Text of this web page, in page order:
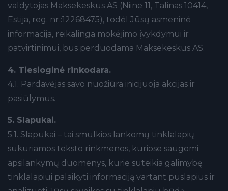
valdytojas Maksekeskus AS (Niine 11, Talinas 10414,
Estija, reg. nr.:12268475), todėl Jūsų asmeninė
informacija, reikalinga mokėjimo įvykdymui ir
patvirtinimui, bus perduodama Maksekeskus AS.
4. Tiesioginė rinkodara.
4.1. Pardavėjas savo nuožiūra inicijuoja akcijas ir
pasiūlymus.
5. Slapukai.
5.1. Slapukai – tai smulkios lankomų tinklalapių
sukuriamos teksto rinkmenos, kuriose saugomi
apsilankymų duomenys, kurie suteikia galimybę
tinklalapiui palaikyti informaciją vartant puslapius ir